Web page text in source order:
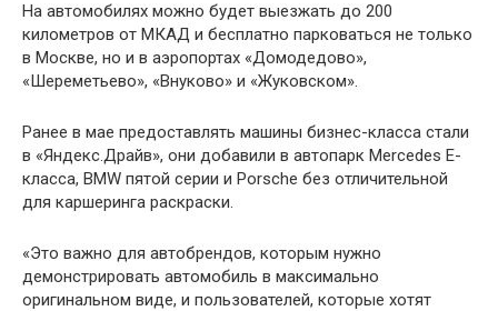
На автомобилях можно будет выезжать до 200
километров от МКАД и бесплатно парковаться не только
в Москве, но и в аэропортах «Домодедово»,
«Шереметьево», «Внуково» и «Жуковском».
Ранее в мае предоставлять машины бизнес-класса стали
в «Яндекс.Драйв», они добавили в автопарк Mercedes E-
класса, BMW пятой серии и Porsche без отличительной
для каршеринга раскраски.
«Это важно для автобрендов, которым нужно
демонстрировать автомобиль в максимально
оригинальном виде, и пользователей, которые хотят